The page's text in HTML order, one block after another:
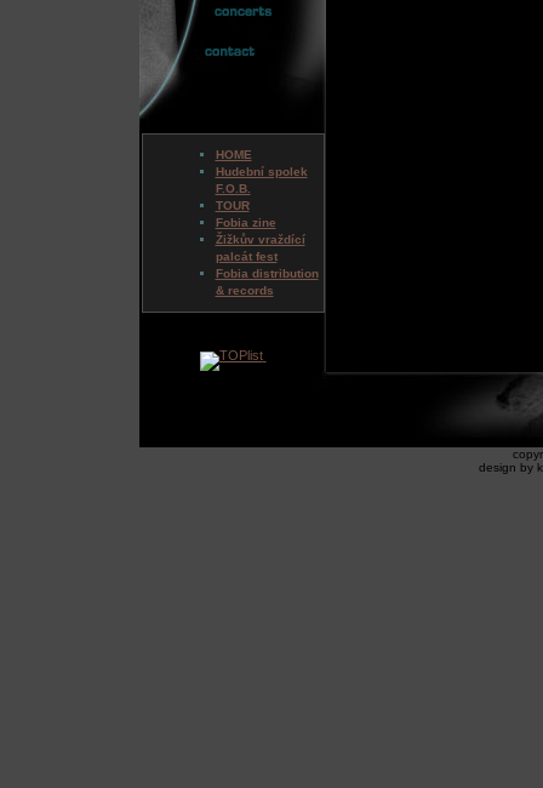
HOME
Hudební spolek
F.O.B.
TOUR
Fobia zine
Žižkův vraždící
palcát fest
Fobia distribution
& records
design by